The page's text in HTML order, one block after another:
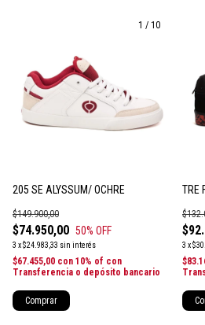
1 / 10
205 SE ALYSSUM/ OCHRE
$74.950,00
$149.900,00
50% OFF
3 x$24.983,33 sin interés
$67.455,00 con 10% of con
Transferencia o depósito bancario
Comprar
TRE
3 x